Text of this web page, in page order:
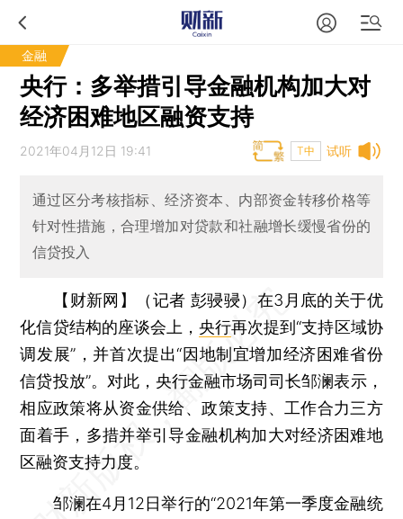
金融
央行：多举措引导金融机构加大对
经济困难地区融资支持
试听
2021年04月12日 19:41 T中
通过区分考核指标、经济资本、内部资金转移价格等
针对性措施，合理增加对贷款和社融增长缓慢省份的
信贷投入
【财新网】（记者 彭骎骎） 在3月底的关于优
化信贷结构的座谈会上， 央行再次提到“支持区域协
调发展”，并首次提出“因地制宜增加经济困难省份
信贷投放”。对此，央行金融市场司司长邹澜表示，
相应政策将从资金供给、政策支持、工作合力三方
面着手，多措并举引导金融机构加大对经济困难地
区融资支持力度。
邹澜在4月12日举行的“2021年第一季度金融统